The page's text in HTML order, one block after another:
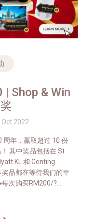
| Shop & Win
Oct 2022
周年，赢取超过 10 份
其中奖品包括在 St
KL 和 Genting
品都在等待我们的幸
次购买RM200/?...